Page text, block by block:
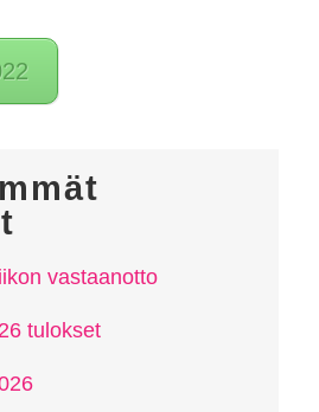
vastaanotto
tulokset